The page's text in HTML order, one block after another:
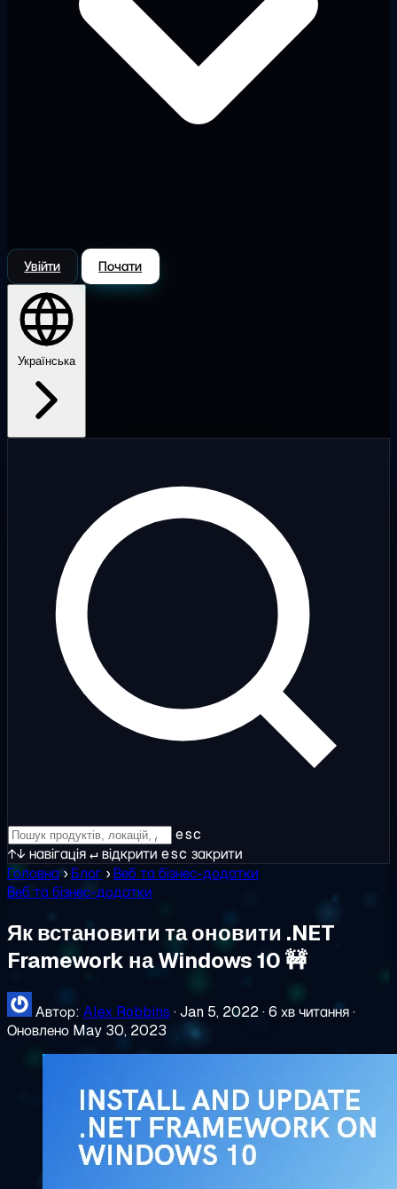
Увійти Почати
Українська
esc
↑↓ навігація↵відкрити esc закрити
Головна›Блог ›Веб та бізнес-додатки
Веб та бізнес-додатки
Як встановити та оновити .NET
Framework на Windows 10 🚧
Автор: Alex Robbins ·Jan 5, 2022·6 хв читання·
Оновлено May 30, 2023